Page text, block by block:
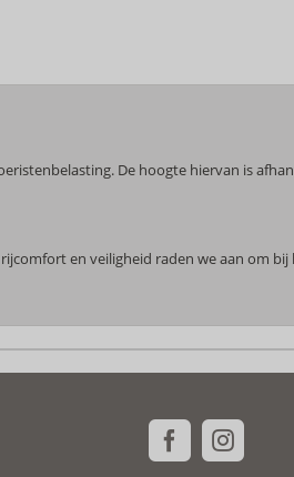
De hoogte hiervan is
en veiligheid raden we aan om